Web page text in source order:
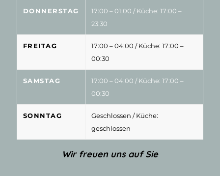
DONNERSTAG 17:00 – 01:00 / Küche: 17:00 –
23:30
FREITAG 17:00 – 04:00 / Küche: 17:00 –
00:30
SAMSTAG 17:00 – 04:00 / Küche: 17:00 –
00:30
SONNTAG Geschlossen / Küche:
geschlossen
Wir freuen uns auf Sie